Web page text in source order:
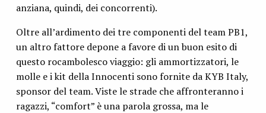
anziana, quindi, dei concorrenti).
Oltre all’ardimento dei tre componenti del team PB1,
un altro fattore depone a favore di un buon esito di
questo rocambolesco viaggio: gli ammortizzatori, le
molle e i kit della Innocenti sono fornite da KYB Italy,
sponsor del team. Viste le strade che affronteranno i
ragazzi, “comfort” è una parola grossa, ma le